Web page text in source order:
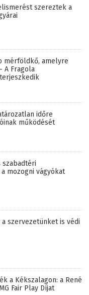
szereztek a
mérföldkő, amelyre
A Fragola
időre
működését
szabadtéri
mozogni vágyókat
szervezetünket is védi
a Kékszalagon: a René
Fair Play Díjat